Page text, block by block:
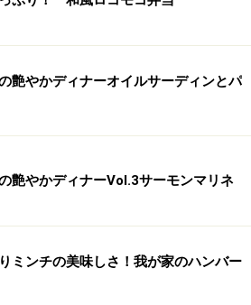
艶やかディナーオイルサーディンとパ
艶やかディナーVol.3サーモンマリネ
ミンチの美味しさ！我が家のハンバー